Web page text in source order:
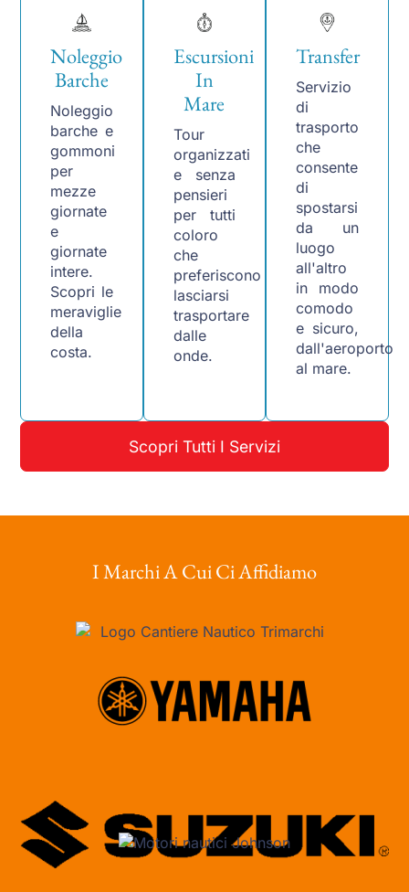
Noleggio
Barche
Noleggio
barche e
gommoni
per
mezze
giornate
e
giornate
intere.
Scopri le
meraviglie
della
costa.
Escursioni
In
Mare
Tour
organizzati
e senza
pensieri
per tutti
coloro
che
preferiscono
lasciarsi
trasportare
dalle
onde.
Transfer
Servizio
di
trasporto
che
consente
di
spostarsi
da un
luogo
all'altro
in modo
comodo
e sicuro,
dall'aeroporto
al mare.
Scopri Tutti I Servizi
I Marchi A Cui Ci Affidiamo